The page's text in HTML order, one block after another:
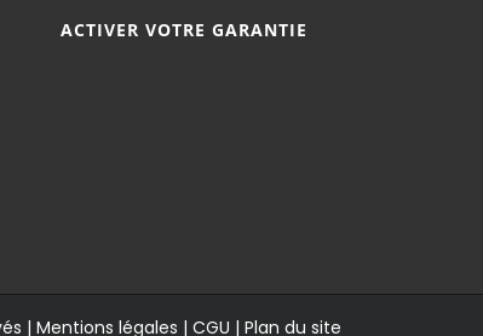
ACTIVER VOTRE GARANTIE
| Mentions légales | CGU | Plan du site